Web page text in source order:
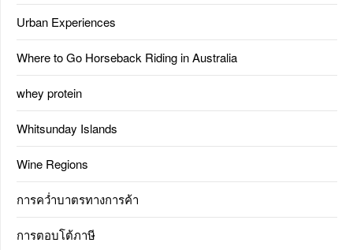
Urban Experiences
Where to Go Horseback Riding in Australia
whey protein
Whitsunday Islands
Wine Regions
การคว่ำบาตรทางการค้า
การตอบโต้ภาษี